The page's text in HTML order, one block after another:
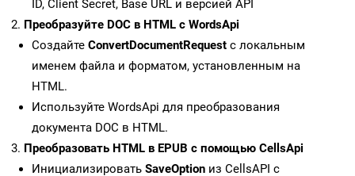
ID, Client Secret, Base URL и версией API
Преобразуйте DOC в HTML с WordsApi
Создайте ConvertDocumentRequest с локальным
именем файла и форматом, установленным на
HTML.
Используйте WordsApi для преобразования
документа DOC в HTML.
Преобразовать HTML в EPUB с помощью CellsApi
Инициализировать SaveOption из CellsAPI с